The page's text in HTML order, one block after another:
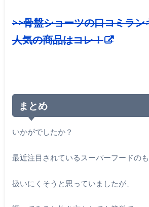
>>骨盤ショーツの口コミラ
人気の商品はコレ！
まとめ
いかがでしたか？
最近注目されているスーパーフードのも
扱いにくそうと思っていましたが、